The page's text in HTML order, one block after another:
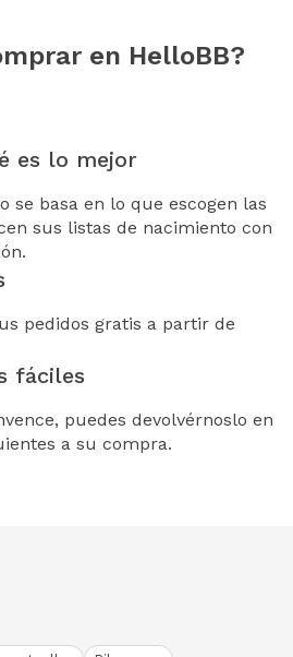
en HelloBB?
es lo mejor
se basa en lo que escogen las
sus listas de nacimiento con
pedidos gratis a partir de
fáciles
puedes devolvérnoslo en
a su compra.